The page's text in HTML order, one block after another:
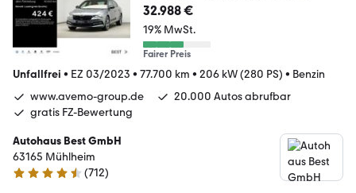
32.988 €
19% MwSt.
Fairer Preis
Unfallfrei • EZ 03/2023 • 77.700 km • 206 kW (280 PS) • Benzin
www.avemo-group.de
20.000 Autos abrufbar
gratis FZ-Bewertung
Autohaus Best GmbH
63165 Mühlheim
4.7 Sterne
(712)